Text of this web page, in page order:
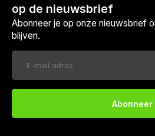
op de nieuwsbrief
Abonneer je op onze nieuwsbrief
blijven.
Abonneer